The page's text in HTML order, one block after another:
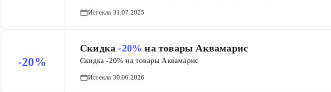
Истекла 31.07.2025
-20%
Скидка-20%на товары Аквамарис
Скидка -20% на товары Аквамарис
Истекла 30.06.2026